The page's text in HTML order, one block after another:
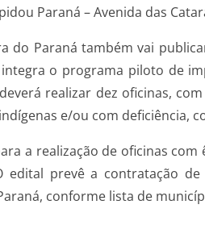
Paraná – Avenida das
do Paraná também vai
o programa piloto de
realizar dez oficinas,
e/ou com deficiência,
a realização de oficinas
prevê a contratação
conforme lista de